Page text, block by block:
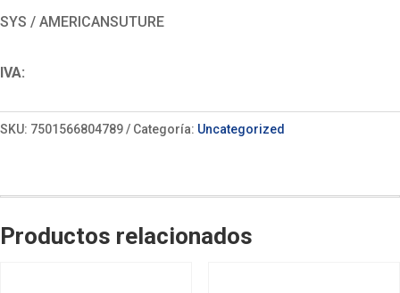
SYS / AMERICANSUTURE
IVA:
SKU: 7501566804789 Categoría: Uncategorized
Productos relacionados